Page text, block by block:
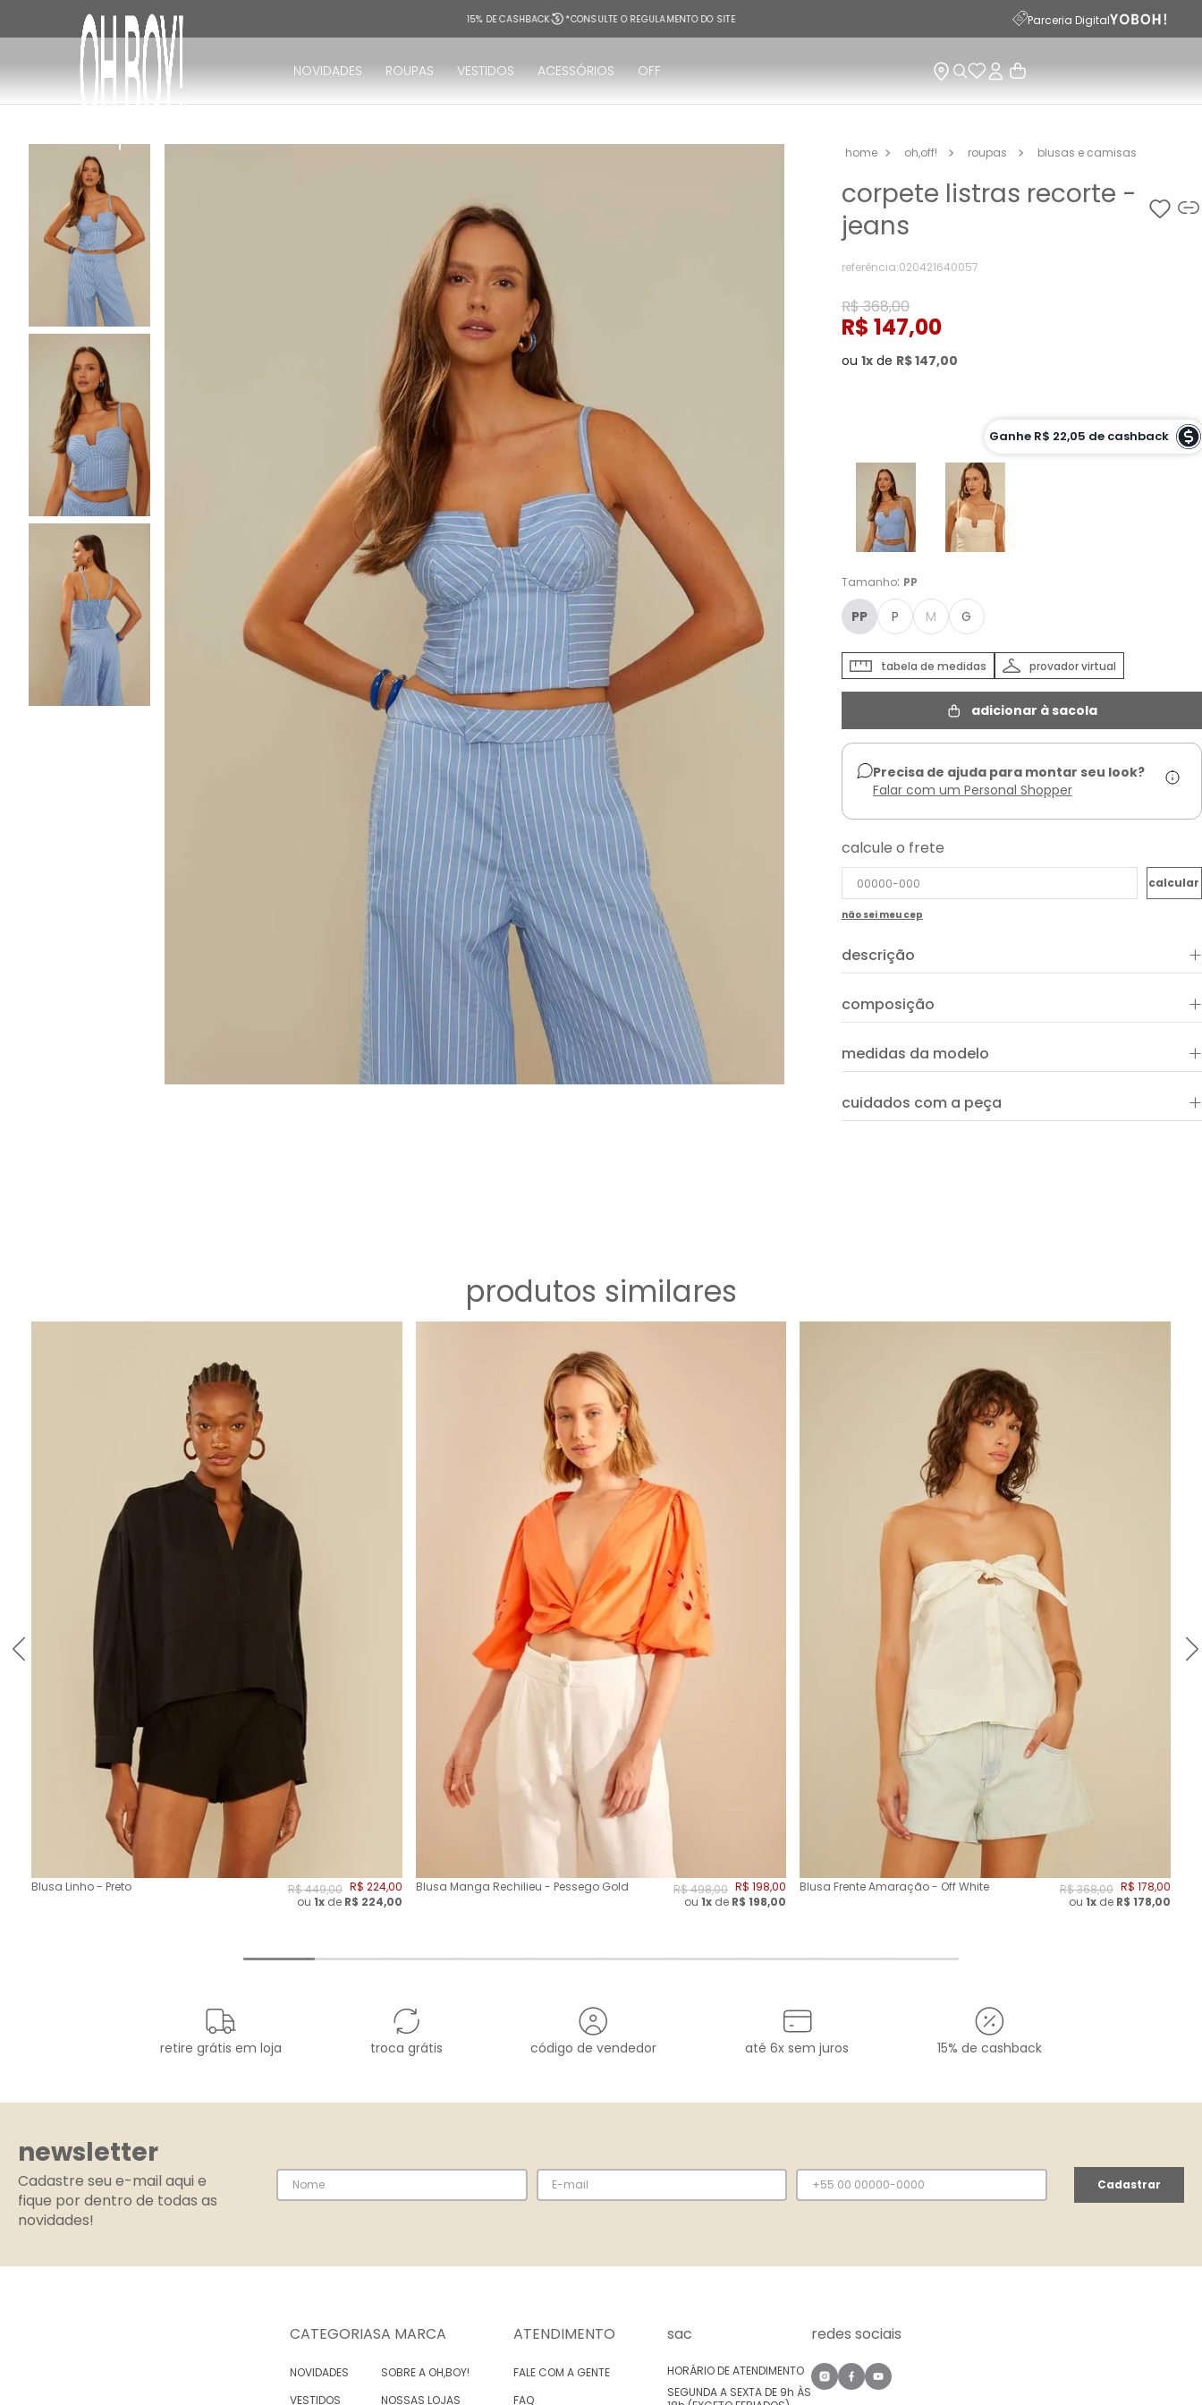
*CONSULTE O REGULAMENTO DO SITE PARCELAMENTO EM ATÉ 10X SEM JUROS
Parceria Digital
NOVIDADES ROUPAS VESTIDOS ACESSÓRIOS OFF
oh,off! roupas blusas e camisas
corpete listras recorte -
jeans
referência:020421640057
R$368,00
R$ 147,00
Ganhe R$ 22,05 de cashback
ou 1 de R$147,00
Tamanho: PP
PP P M G
provador virtual
tabela de medidas
adicionar à sacola
Precisa de ajuda para montar seu look?
Falar com um Personal Shopper
calcule o frete
não sei meu cep
descrição +
composição +
medidas da modelo +
cuidados com a peça +
produtos similares
Blusa Linho - Preto R$449,00 R$ 224,00
ou 1xde R$ 224,00
Blusa Manga Rechilieu - Pessego Gold R$498,00 R$ 198,00
ou1x de R$198,00
Blusa Frente Amaração - Off White R$368,00 R$ 178,00
ou 1xde R$ 178,00
retire grátis em loja troca grátis código de vendedor até 6x sem juros 15% de cashback
newsletter
Cadastre seu e-mail aqui e
fique por dentro de todas as
novidades!
Cadastrar
CATEGORIAS
NOVIDADES
VESTIDOS
A MARCA
SOBRE A OH,BOY!
NOSSAS LOJAS
ATENDIMENTO
FALE COM A GENTE
FAQ
sac
HORÁRIO DE ATENDIMENTO
SEGUNDA A SEXTA DE 9h ÀS
redes sociais
TERMOS MAIS BUSCADOS
vestido
vestido longo
3º
blusa
vestido midi
vestido curto
tricot
calça jeans
short
10º macacão